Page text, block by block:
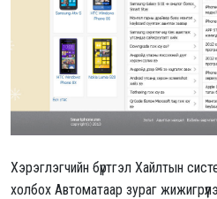
Хэрэглэгчийн бүртгэл Хайлтын
холбох Автоматаар зураг